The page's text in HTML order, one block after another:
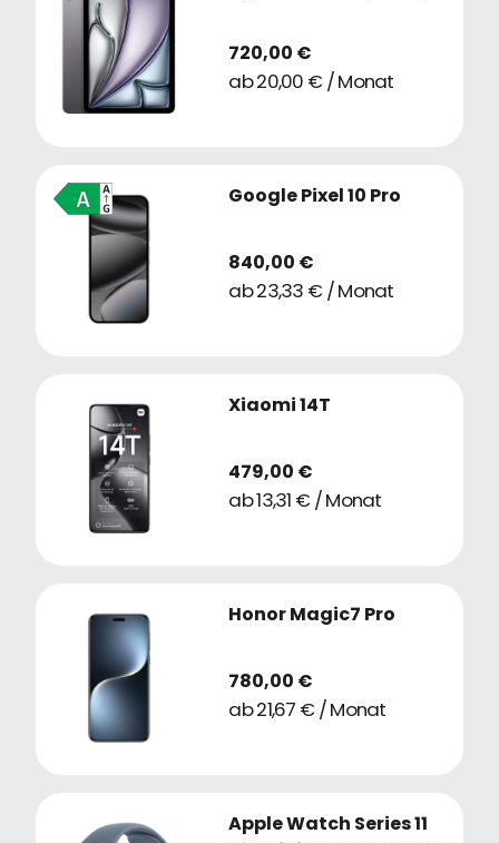
720,00 €
ab 20,00 € / Monat
Google Pixel 10 Pro
840,00 €
ab 23,33 € / Monat
Xiaomi 14T
479,00 €
ab 13,31 € / Monat
Honor Magic7 Pro
780,00 €
ab 21,67 € / Monat
Apple Watch Series 11